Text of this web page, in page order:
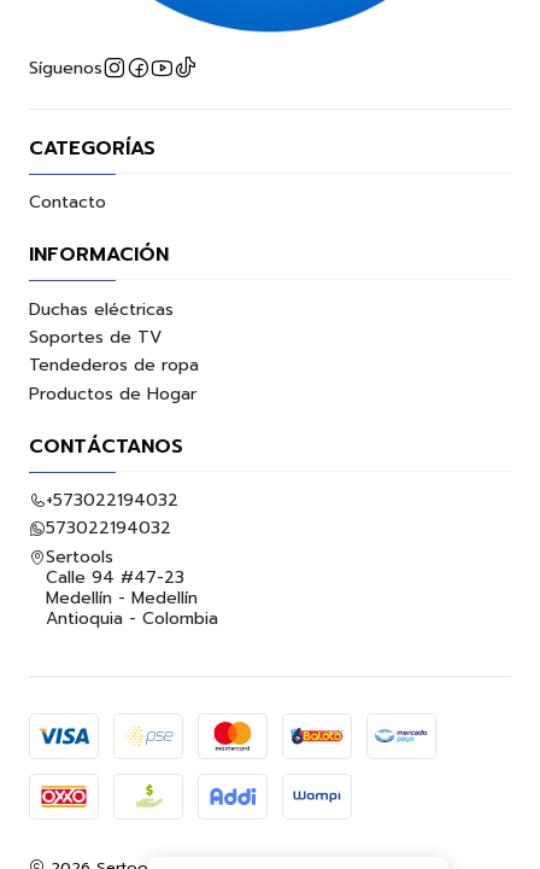
Síguenos
CATEGORÍAS
Contacto
INFORMACIÓN
Duchas eléctricas
Soportes de TV
Tendederos de ropa
Productos de Hogar
CONTÁCTANOS
+573022194032
573022194032
Sertools
Calle 94 #47-23
Medellín - Medellín
Antioquia - Colombia